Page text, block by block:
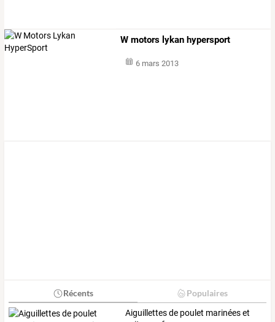
W motors lykan hypersport
6 mars 2013
Récents Populaires
Aiguillettes de poulet marinées et